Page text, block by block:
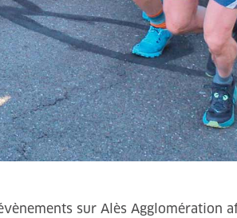
sur Alès Agglomération